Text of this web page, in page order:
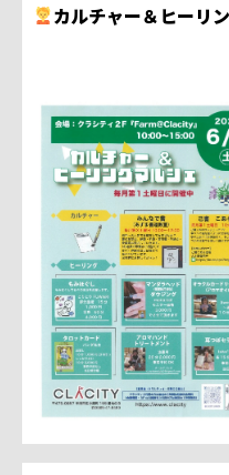
カルチャー＆ヒーリ